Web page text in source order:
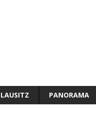
LAUSITZ PANORAMA